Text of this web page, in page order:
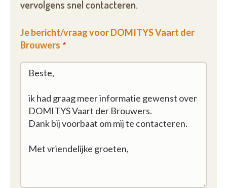
vervolgens snel contacteren.
Je bericht/vraag voor DOMITYS Vaart der
Brouwers